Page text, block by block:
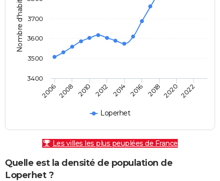
Nombre d'habitants
Loperhet
20062008 2010 2012 2014 2016 2018 20202022
3400
3500
3600
3700
Les villes les plus peuplées de France
Quelle est la densité de population de
Loperhet ?